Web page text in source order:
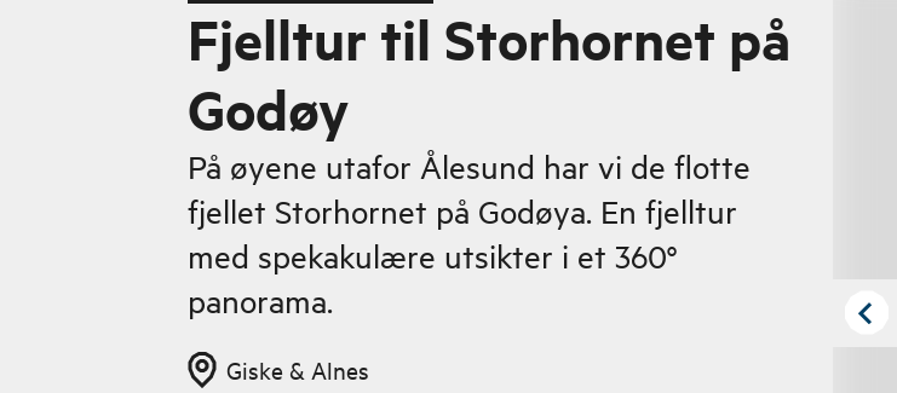
Fjelltur til Storhornet på
Godøy
På øyene utafor Ålesund har vi de flotte
fjellet Storhornet på Godøya. En fjelltur
med spekakulære utsikter i et 360°
panorama.
Giske & Alnes